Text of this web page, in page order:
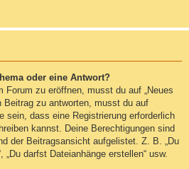
oder eine Antwort?
Forum zu eröffnen, musst du auf „Neues
Beitrag zu antworten, musst du auf
sein, dass eine Registrierung erforderlich
kannst. Deine Berechtigungen sind
der Beitragsansicht aufgelistet. Z. B. „Du
darfst Dateianhänge erstellen“ usw.